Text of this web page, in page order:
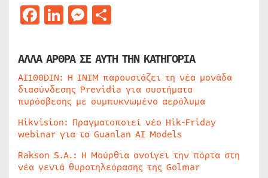
Facebook
LinkedIn
Messenger
ΑΛΛΑ ΑΡΘΡΑ ΣΕ ΑΥΤΗ ΤΗΝ ΚΑΤΗΓΟΡΙΑ
AI100DIN: Η INIM παρουσιάζει τη νέα μονάδα
διασύνδεσης Previdia για συστήματα
πυρόσβεσης με συμπυκνωμένο αερόλυμα
Hikvision: Πραγματοποιεί νέο Hik-Friday
webinar για τα Guanlan AI Models
Rakson S.A.: Η Μούρθια ανοίγει την πόρτα στη
νέα γενιά θυροτηλεόρασης της Golmar